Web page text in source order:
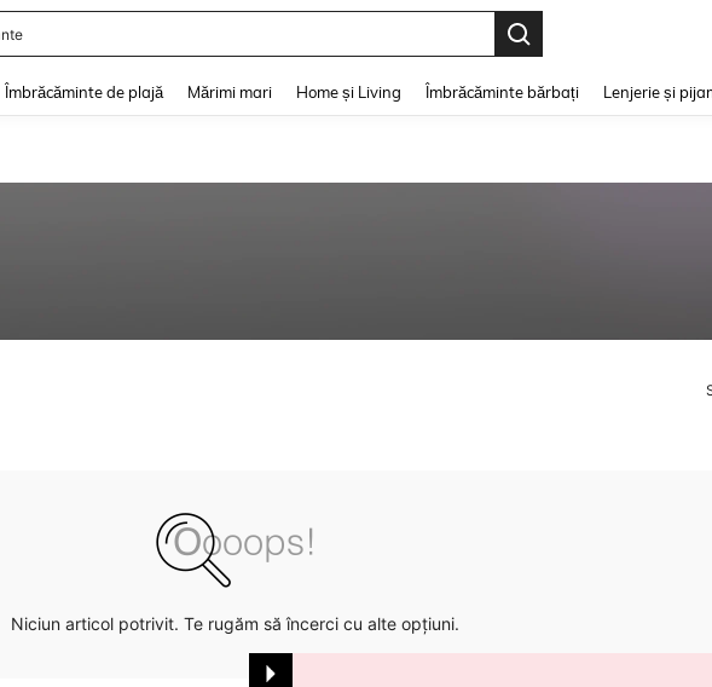
Îmbrăcăminte de plajă Mărimi mari Home și Living Îmbrăcăminte bărbați Lenjerie și
Niciun articol potrivit. Te rugăm să încerci cu alte opțiuni.